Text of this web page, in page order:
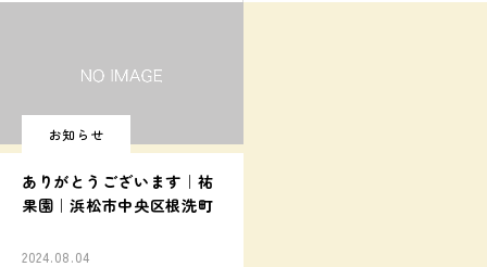
お知らせ
ありがとうございます｜祐
果園｜浜松市中央区根洗町
2024.08.04